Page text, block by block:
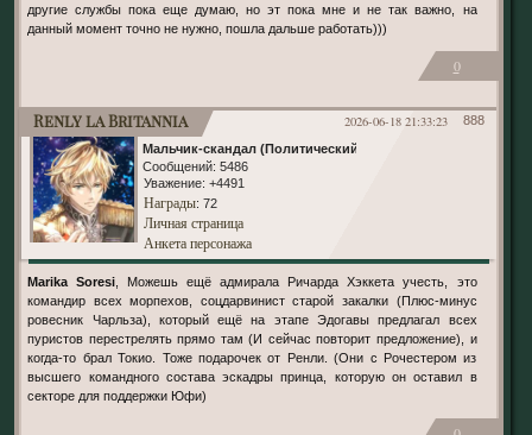
другие службы пока еще думаю, но эт пока мне и не так важно, на
данный момент точно не нужно, пошла дальше работать)))
0
888
2026-06-18 21:33:23
Renly la Britannia
Мальчик-скандал (Политический)
Сообщений: 5486
Уважение: +4491
Награды: 72
Личная страница
Анкета персонажа
Marika Soresi , Можешь ещё адмирала Ричарда Хэккета учесть, это
командир всех морпехов, соцдарвинист старой закалки (Плюс-минус
ровесник Чарльза), который ещё на этапе Эдогавы предлагал всех
пуристов перестрелять прямо там (И сейчас повторит предложение), и
когда-то брал Токио. Тоже подарочек от Ренли. (Они с Рочестером из
высшего командного состава эскадры принца, которую он оставил в
секторе для поддержки Юфи)